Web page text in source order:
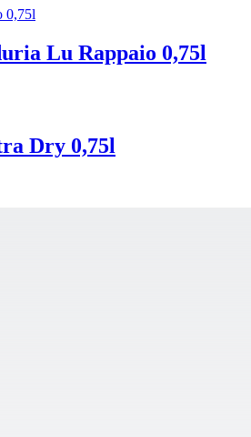
Lu Rappaio 0,75l
Dry 0,75l